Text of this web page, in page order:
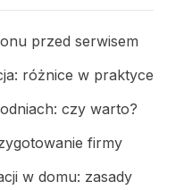
przed serwisem
różnice w praktyce
czy warto?
firmy
w domu: zasady